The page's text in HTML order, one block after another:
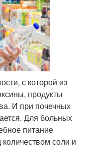
с которой из
продукты
И при почечных
Для больных
питание
количеством соли и